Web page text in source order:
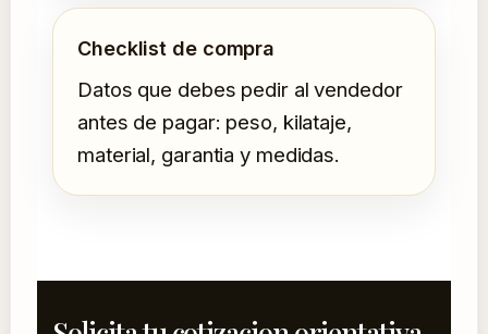
Checklist de compra
Datos que debes pedir al vendedor
antes de pagar: peso, kilataje,
material, garantia y medidas.